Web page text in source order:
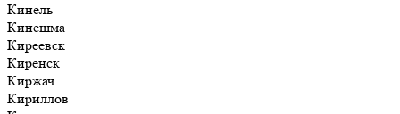
Кинель
Кинешма
Киреевск
Киренск
Киржач
Кириллов